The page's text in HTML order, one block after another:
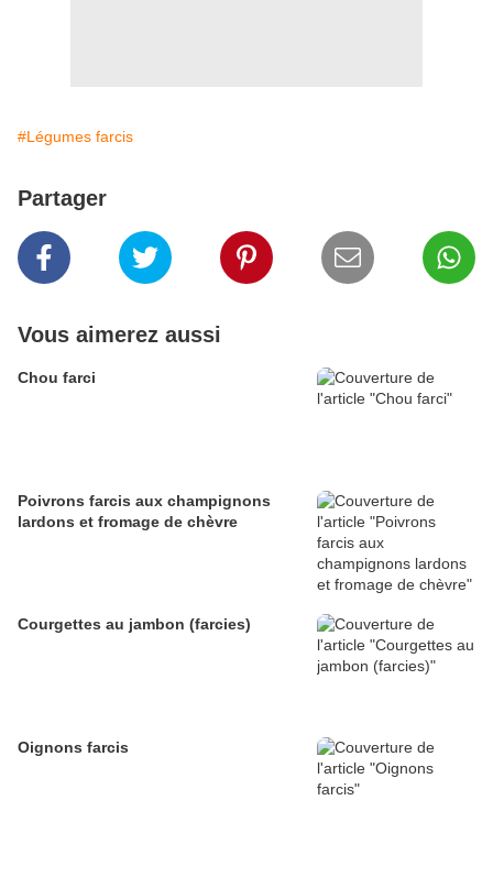
#Légumes farcis
Partager
Vous aimerez aussi
Chou farci
Poivrons farcis aux champignons
lardons et fromage de chèvre
Courgettes au jambon (farcies)
Oignons farcis